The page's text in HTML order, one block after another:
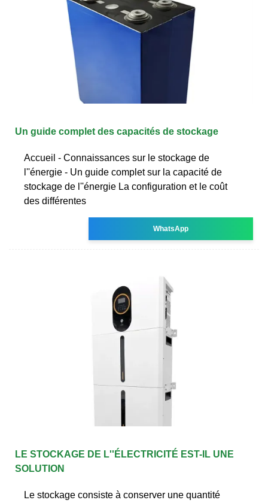
Un guide complet des capacités de stockage
Accueil - Connaissances sur le stockage de
l''énergie - Un guide complet sur la capacité de
stockage de l''énergie La configuration et le coût
des différentes
WhatsApp
LE STOCKAGE DE L''ÉLECTRICITÉ EST-IL UNE
SOLUTION
Le stockage consiste à conserver une quantité